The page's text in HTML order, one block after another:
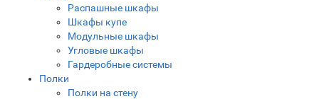
Распашные шкафы
Шкафы купе
Модульные шкафы
Угловые шкафы
Гардеробные системы
Полки
Полки на стену